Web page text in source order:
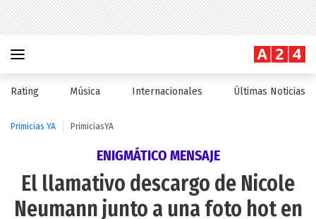
Rating Música Internacionales Últimas Noticias
Primicias YA PrimiciasYA
ENIGMÁTICO MENSAJE
El llamativo descargo de Nicole
Neumann junto a una foto hot en